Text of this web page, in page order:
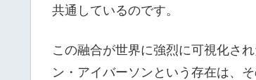
共通しているのです。
この融合が世界に強烈に可視化さ
ン・アイバーソンという存在は、